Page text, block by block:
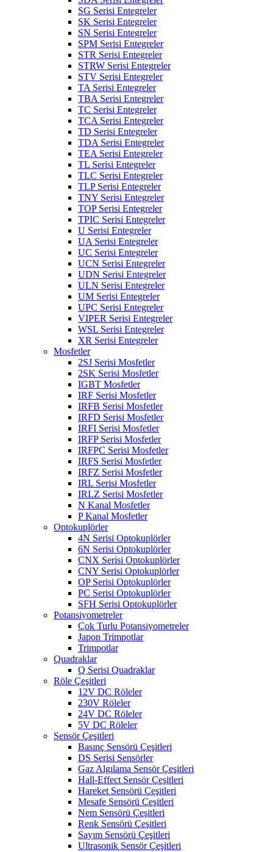
SG Serisi Entegreler
SK Serisi Entegreler
SN Serisi Entegreler
SPM Serisi Entegreler
STR Serisi Entegreler
STRW Serisi Entegreler
STV Serisi Entegreler
TA Serisi Entegreler
TBA Serisi Entegreler
TC Serisi Entegreler
TCA Serisi Entegreler
TD Serisi Entegreler
TDA Serisi Entegreler
TEA Serisi Entegreler
TL Serisi Entegreler
TLC Serisi Entegreler
TLP Serisi Entegreler
TNY Serisi Entegreler
TOP Serisi Entegreler
TPIC Serisi Entegreler
U Serisi Entegreler
UA Serisi Entegreler
UC Serisi Entegreler
UCN Serisi Entegreler
UDN Serisi Entegreler
ULN Serisi Entegreler
UM Serisi Entegreler
UPC Serisi Entegreler
VIPER Serisi Entegreler
WSL Serisi Entegreler
XR Serisi Entegreler
Mosfetler
2SJ Serisi Mosfetler
2SK Serisi Mosfetler
IGBT Mosfetler
IRF Serisi Mosfetler
IRFB Serisi Mosfetler
IRFD Serisi Mosfetler
IRFI Serisi Mosfetler
IRFP Serisi Mosfetler
IRFPC Serisi Mosfetler
IRFS Serisi Mosfetler
IRFZ Serisi Mosfetler
IRL Serisi Mosfetler
IRLZ Serisi Mosfetler
N Kanal Mosfetler
P Kanal Mosfetler
Optokuplörler
4N Serisi Optokuplörler
6N Serisi Optokuplörler
CNX Serisi Optokuplörler
CNY Serisi Optokuplörler
OP Serisi Optokuplörler
PC Serisi Optokuplörler
SFH Serisi Optokuplörler
Potansiyometreler
Çok Turlu Potansiyometreler
Japon Trimpotlar
Trimpotlar
Quadraklar
Q Serisi Quadraklar
Röle Çeşitleri
12V DC Röleler
230V Röleler
24V DC Röleler
5V DC Röleler
Sensör Çeşitleri
Basınç Sensörü Çeşitleri
DS Serisi Sensörler
Gaz Algılama Sensör Çeşitleri
Hall-Effect Sensör Çeşitleri
Hareket Sensörü Çeşitleri
Mesafe Sensörü Çeşitleri
Nem Sensörü Çeşitleri
Renk Sensörü Çeşitleri
Sayım Sensörü Çeşitleri
Ultrasonik Sensör Çeşitleri